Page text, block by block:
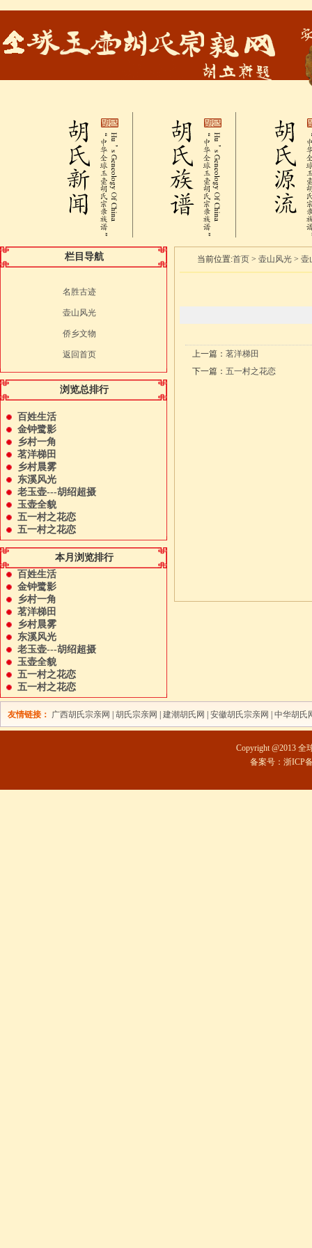
栏目导航
名胜古迹
壶山风光
侨乡文物
返回首页
浏览总排行
百姓生活
金钟鹭影
乡村一角
茗洋梯田
乡村晨雾
东溪风光
老玉壶---胡绍超摄
玉壶全貌
五一村之花恋
五一村之花恋
本月浏览排行
百姓生活
金钟鹭影
乡村一角
茗洋梯田
乡村晨雾
东溪风光
老玉壶---胡绍超摄
玉壶全貌
五一村之花恋
五一村之花恋
当前位置:首页 >壶山风光 >壶
上一篇： 茗洋梯田
下一篇： 五一村之花恋
友情链接： 广西胡氏宗亲网 胡氏宗亲网 建潮胡氏网 安徽胡氏宗亲网 中华胡氏
Copyright @2013
备案号：浙ICP